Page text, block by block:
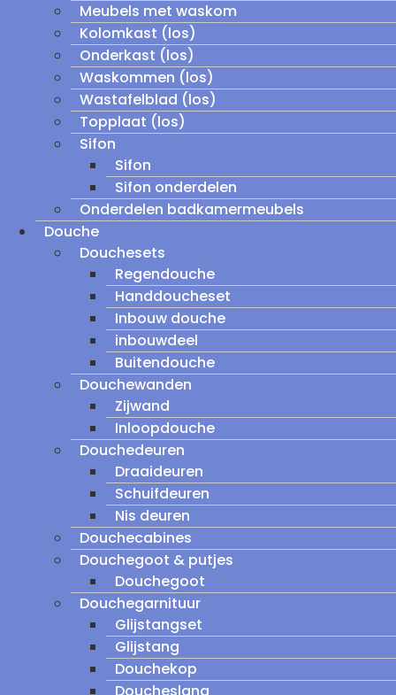
Meubels met waskom
Kolomkast (los)
Onderkast (los)
Waskommen (los)
Wastafelblad (los)
Topplaat (los)
Sifon
Sifon
Sifon onderdelen
Onderdelen badkamermeubels
Douche
Douchesets
Regendouche
Handdoucheset
Inbouw douche
inbouwdeel
Buitendouche
Douchewanden
Zijwand
Inloopdouche
Douchedeuren
Draaideuren
Schuifdeuren
Nis deuren
Douchecabines
Douchegoot & putjes
Douchegoot
Douchegarnituur
Glijstangset
Glijstang
Douchekop
Doucheslang